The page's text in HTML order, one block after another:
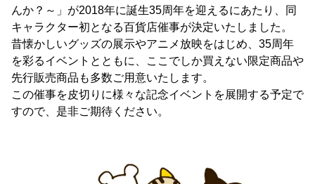
んか？～」が2018年に誕生35周年を迎えるにあたり、同
キャラクター初となる百貨店催事が決定いたしました。
昔懐かしいグッズの展示やアニメ放映をはじめ、35周年
を彩るイベントとともに、ここでしか買えない限定商品や
先行販売商品も多数ご用意いたします。
この催事を皮切りに様々な記念イベントを展開する予定で
すので、是非ご期待ください。